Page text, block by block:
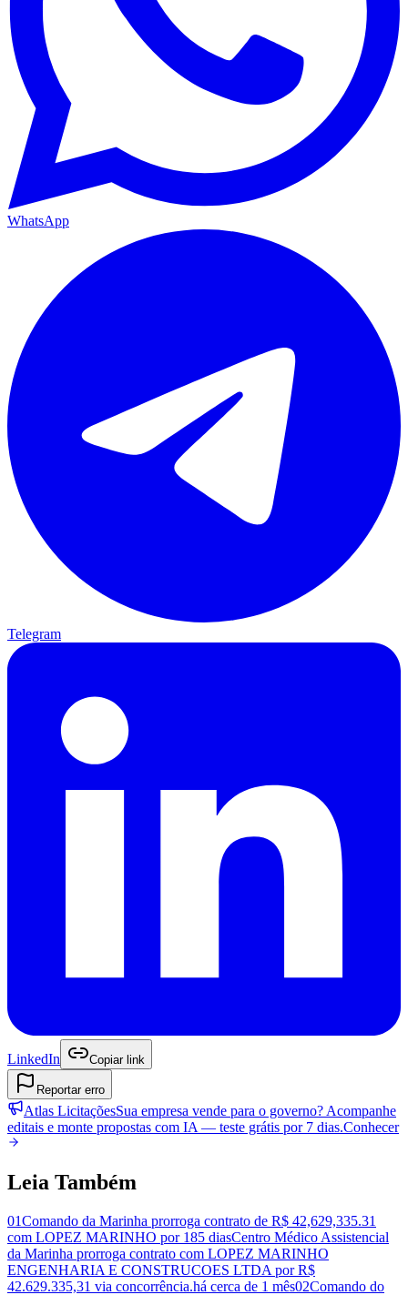
WhatsApp
Telegram
LinkedIn Copiar link
Reportar erro
Atlas LicitaçõesSua empresa vende para o governo? Acompanhe
editais e monte propostas com IA — teste grátis por 7 dias.Conhecer
Leia Também
01Comando da Marinha prorroga contrato de R$ 42,629,335.31
com LOPEZ MARINHO por 185 diasCentro Médico Assistencial
da Marinha prorroga contrato com LOPEZ MARINHO
ENGENHARIA E CONSTRUCOES LTDA por R$
42.629.335,31 via concorrência.há cerca de 1 mês02Comando do